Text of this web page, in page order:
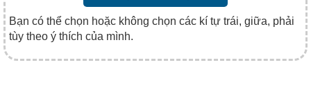
Bạn có thể chọn hoặc không chọn các kí tự trái, giữa, phải
tùy theo ý thích của mình.